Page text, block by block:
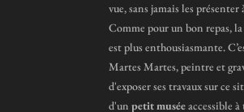
vue, sans jamais les
Comme pour un bon repas,
est plus enthousiasmante.
Martes Martes, peintre et
d'exposer ses travaux sur ce
d'unpetit muséeaccessible